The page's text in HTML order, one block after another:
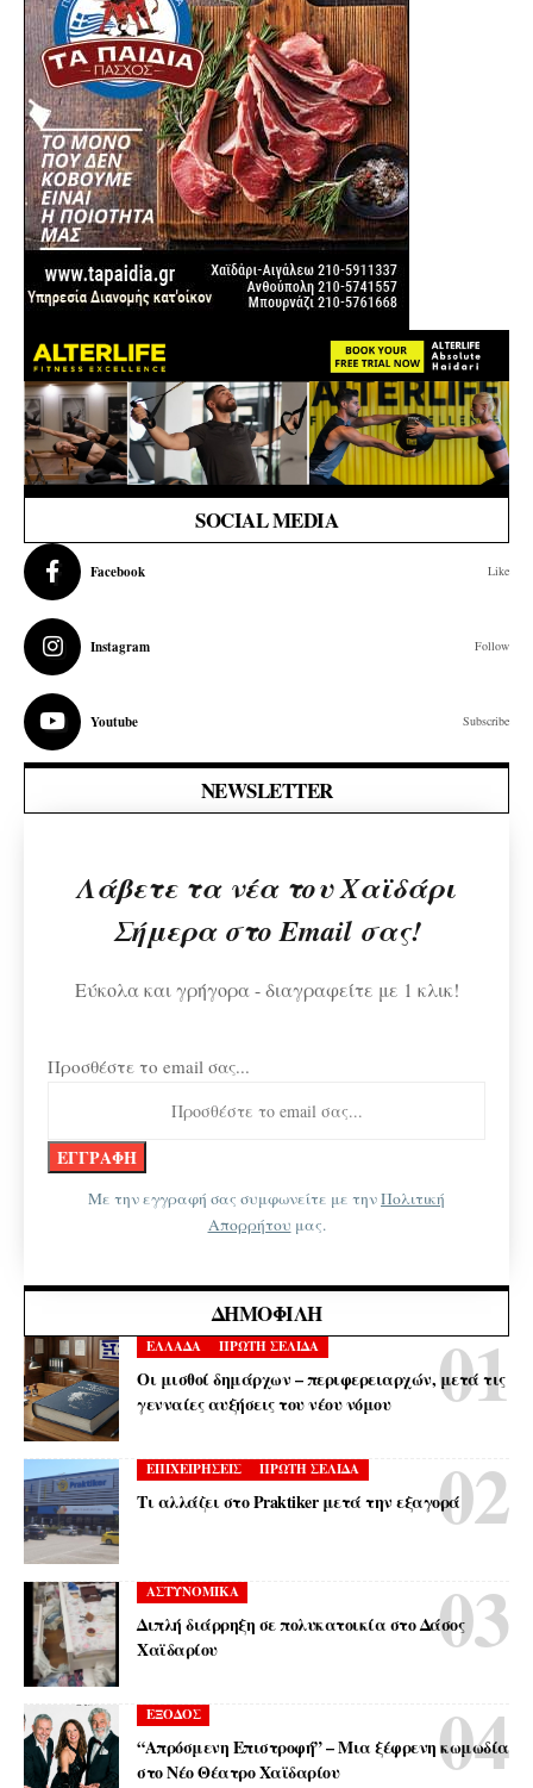
SOCIAL MEDIA
Facebook Like
Instagram Follow
Youtube Subscribe
NEWSLETTER
Λάβετε τα νέα του Χαϊδάρι
Σήμερα στο Email σας!
Εύκολα και γρήγορα - διαγραφείτε με 1 κλικ!
Προσθέστε το email σας...
Με την εγγραφή σας συμφωνείτε με τηνΠολιτική
Απορρήτου μας.
ΔΗΜΟΦΙΛΉ
ΕΛΛΑΔΑ ΠΡΩΤΗ ΣΕΛΙΔΑ
Οι μισθοί δημάρχων – περιφερειαρχών, μετά τις
γενναίες αυξήσεις του νέου νόμου
ΕΠΙΧΕΙΡΗΣΕΙΣ ΠΡΩΤΗ ΣΕΛΙΔΑ
Τι αλλάζει στο Praktiker μετά την εξαγορά
ΑΣΤΥΝΟΜΙΚΑ
Διπλή διάρρηξη σε πολυκατοικία στο Δάσος
Χαϊδαρίου
ΕΞΟΔΟΣ
“Απρόσμενη Επιστροφή” – Μια ξέφρενη κωμωδία
στο Νέο Θέατρο Χαϊδαρίου